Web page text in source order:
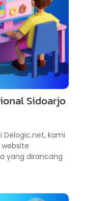
Sidoarjo
Delogic.net, kami
yang dirancang